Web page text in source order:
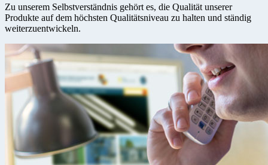
Zu unserem Selbstverständnis gehört es, die Qualität unserer
Produkte auf dem höchsten Qualitätsniveau zu halten und ständig
weiterzuentwickeln.